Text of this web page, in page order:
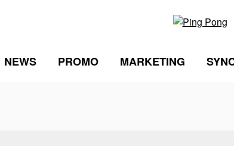
NEWS PROMO MARKETING